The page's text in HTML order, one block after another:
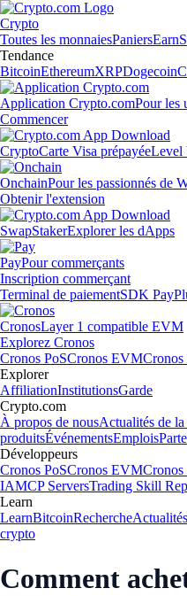
Crypto
Toutes les monnaiesPaniersEarn
Tendance
BitcoinEthereumXRPDogecoin
Application Crypto.comPour les
Commencer
CryptoCarte Visa prépayéeLevel
OnchainPour les passionnés de
Obtenir l'extension
SwapStakerExplorer les dApps
PayPour commerçants
Inscription commerçant
Terminal de paiementSDK Pay
CronosLayer 1 compatible EVM
Explorez Cronos
Cronos PoSCronos EVM
Explorer
AffiliationInstitutionsGarde
Crypto.com
À propos de nousActualités de la
produitsÉvénementsEmplois
Développeurs
Cronos PoSCronos EVM
IAMCP ServersTrading Skill
Learn
LearnBitcoinRecherche
crypto
Comment